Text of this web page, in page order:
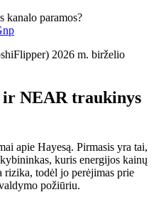
kanalo paramos?
2026 m. birželio
ir NEAR traukinys
apie Hayesą. Pirmasis yra tai,
kuris energijos kainų
todėl jo perėjimas prie
požiūriu.